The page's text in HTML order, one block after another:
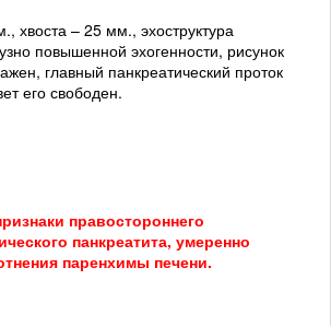
хвоста – 25 мм., эхоструктура
повышенной эхогенности, рисунок
главный панкреатический проток
его свободен.
правостороннего
панкреатита, умеренно
паренхимы печени.